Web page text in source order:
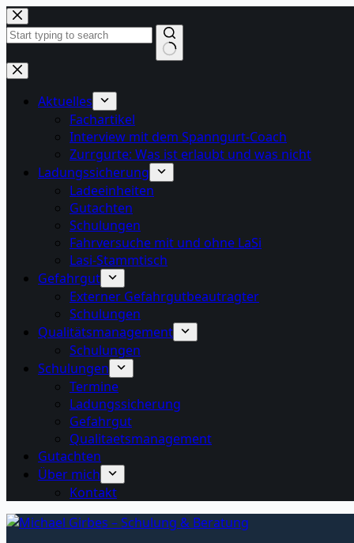
Zum
Inhalt
springen
Keine
Aktuelles
Fachartikel
Interview mit dem Spanngurt-Coach
Zurrgurte: Was ist erlaubt und was nicht
Ladungssicherung
Ladeeinheiten
Gutachten
Schulungen
Fahrversuche mit und ohne LaSi
Lasi-Stammtisch
Gefahrgut
Externer Gefahrgutbeautragter
Schulungen
Qualitätsmanagement
Schulungen
Schulungen
Termine
Ladungssicherung
Gefahrgut
Qualitaetsmanagement
Gutachten
Über mich
Kontakt